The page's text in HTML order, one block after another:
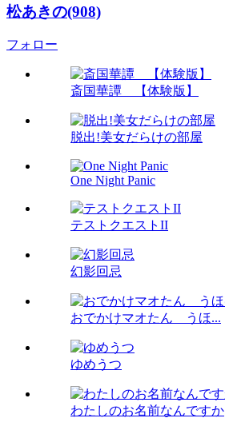
松あきの(908)
フォロー
斎国華譚 【体験版】
脱出!美女だらけの部屋
One Night Panic
テストクエストII
幻影回忌
おでかけマオたん うほ...
ゆめうつ
わたしのお名前なんですか